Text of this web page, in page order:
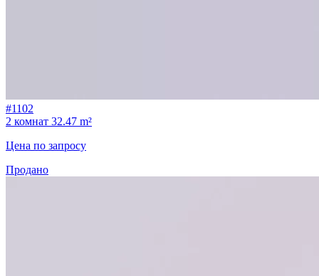
#1102
2 комнат 32.47 m²
Цена по запросу
Продано